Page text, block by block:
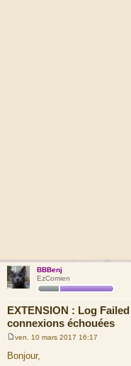
BBBenj
EzComien
EXTENSION : Log
connexions échouées
s
ven. 10 mars 2017 16:17
Bonjour,